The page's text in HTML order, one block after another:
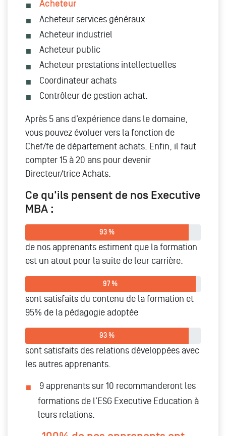
Acheteur
Acheteur services généraux
Acheteur industriel
Acheteur public
Acheteur prestations intellectuelles
Coordinateur achats
Contrôleur de gestion achat.
Après 5 ans d’expérience dans le domaine,
vous pouvez évoluer vers la fonction de
Chef/fe de département achats. Enfin, il faut
compter 15 à 20 ans pour devenir
Directeur/trice Achats.
Ce qu'ils pensent de nos Executive
MBA :
93 %
de nos apprenants estiment que la formation
est un atout pour la suite de leur carrière.
97 %
sont satisfaits du contenu de la formation et
95% de la pédagogie adoptée
93 %
sont satisfaits des relations développées avec
les autres apprenants.
9 apprenants sur 10 recommanderont les
formations de l’ESG Executive Education à
leurs relations.